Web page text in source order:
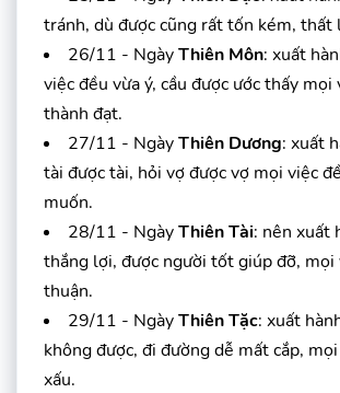
tránh, dù được cũng rất tốn kém, thất
26/11 - NgàyThiên Môn: xuất
việc đều vừa ý, cầu được ước thấy mọi
thành đạt.
27/11 - NgàyThiên Dương: xuất
tài được tài, hỏi vợ được vợ mọi việc
muốn.
28/11 - NgàyThiên Tài: nên xuất
thắng lợi, được người tốt giúp đỡ, mọi
thuận.
29/11 - NgàyThiên Tặc: xuất
không được, đi đường dễ mất cắp,
xấu.